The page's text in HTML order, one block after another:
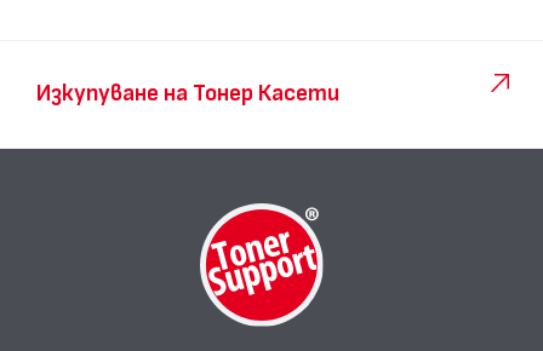
Изкупуване на Тонер Касети